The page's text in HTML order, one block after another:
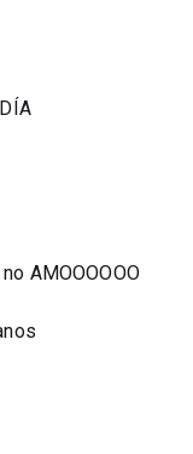
AMOOOOOO